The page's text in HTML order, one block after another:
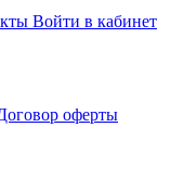
Войти в кабинет
оферты